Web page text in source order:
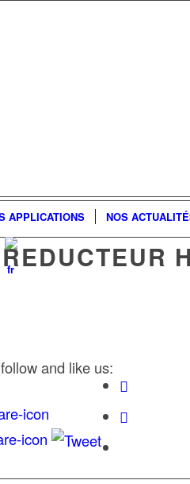
APPLICATIONS NOS
and like us: